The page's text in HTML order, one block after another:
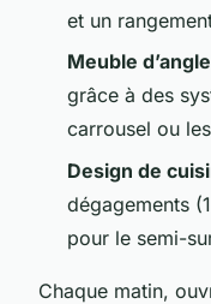
et un
Meuble d’angle
grâce à des
carrousel ou
Design de
dégagements
pour le semi-
Chaque matin,